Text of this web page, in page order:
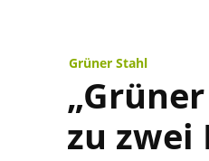
Grüner Stahl
zu zwei